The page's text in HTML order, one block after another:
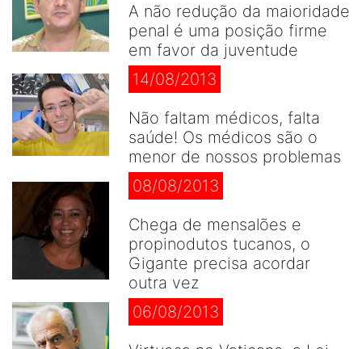
A não redução da maioridade
penal é uma posição firme
em favor da juventude
14/08/2013
Não faltam médicos, falta
saúde! Os médicos são o
menor de nossos problemas
08/08/2013
Chega de mensalões e
propinodutos tucanos, o
Gigante precisa acordar
outra vez
06/08/2013